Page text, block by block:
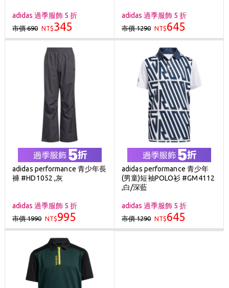
adidas 過季服飾 5 折
市價 690 NT$345
adidas 過季服飾 5 折
市價 1290 NT$645
adidas performance 青少年長
褲 #HD1052 ,灰
adidas 過季服飾 5 折
市價 1990 NT$995
adidas performance 青少年
(男童)短袖POLO衫 #GM4112
,白/深藍
adidas 過季服飾 5 折
市價 1290 NT$645